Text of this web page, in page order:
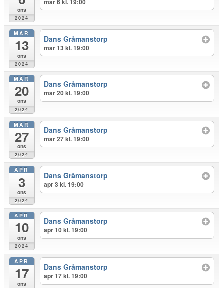
ons
2024
mar 6 kl. 19:00
MAR
13
ons
2024
Dans Gråmanstorp
mar 13 kl. 19:00
MAR
20
ons
2024
Dans Gråmanstorp
mar 20 kl. 19:00
MAR
27
ons
2024
Dans Gråmanstorp
mar 27 kl. 19:00
APR
3
ons
2024
Dans Gråmanstorp
apr 3 kl. 19:00
APR
10
ons
2024
Dans Gråmanstorp
apr 10 kl. 19:00
APR
17
ons
Dans Gråmanstorp
apr 17 kl. 19:00